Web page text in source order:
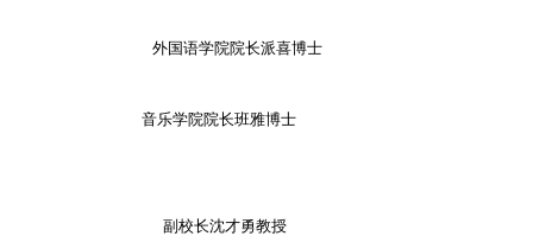
外国语学院院长派喜博士
音乐学院院长班雅博士
副校长沈才勇教授